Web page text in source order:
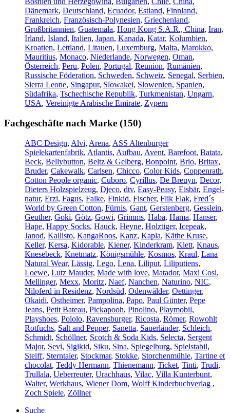
Dänemark, Deutschland, Ecuador, Estland, Finnland,
Frankreich, Französisch-Polynesien, Griechenland,
Großbritannien, Guatemala, Hong Kong S.A.R., China, Iran,
Irland, Island, Italien, Japan, Kanada, Katar, Kolumbien,
Kroatien, Lettland, Litauen, Luxemburg, Malta, Marokko,
Mauritius, Monaco, Niederlande, Norwegen, Oman,
Österreich, Peru, Polen, Portugal, Reunion, Rumänien,
Russische Föderation, Schweden, Schweiz, Senegal, Serbien,
Sierra Leone, Singapur, Slowakei, Slowenien, Spanien,
Südafrika, Tschechische Republik, Turkmenistan, Ungarn,
USA, Vereinigte Arabische Emirate, Zypern
Fachgeschäfte nach Marke (150)
ABC Design, Alvi, Arena, ASS Altenburger
Spielekartenfabrik, Atlantis, Aufbau, Avent, Barefoot, Batata,
Beck, Bellybutton, Beltz & Gelberg, Bonpoint, Brio, Britax,
Bruder, Cakewalk, Carlsen, Chicco, Color Kids, Coppenrath,
Cotton People organic, Cuboro, Cyrillus, De Breuyn, Decor,
Dieters Holzspielzeug, Djeco, dtv, Easy-Peasy, Eisbär, Engel-
natur, Erzi, Fagus, Falke, Finkid, Fischer, Flik Flak, Fred´s
World by Green Cotton, Fürnis, Gant, Gerstenberg, Gesslein,
Geuther, Goki, Götz, Gowi, Grimms, Haba, Hama, Hanser,
Hape, Happy Socks, Hauck, Heyne, Holztiger, Icepeak,
Janod, Kallisto, KangaRoos, Kanz, Kapla, Käthe Kruse,
Keller, Kersa, Kidorable, Kiener, Kinderkram, Klett, Knaus,
Knesebeck, Knetmatz, Königsmühle, Kosmos, Kraul, Lana
Natural Wear, Lässig, Lego, Lena, Liliput, Liliputiens,
Loewe, Lutz Mauder, Made with love, Matador, Maxi Cosi,
Mellinger, Mexx, Moritz, Naef, Nanchen, Naturino, NIC,
Nilpferd in Residenz, Nordsüd, Odenwälder, Oettinger,
Okaidi, Ostheimer, Pampolina, Papo, Paul Günter, Pepe
Jeans, Petit Bateau, Pickapooh, Pinolino, Playmobil,
Playshoes, Pololo, Ravensburger, Ricosta, Römer, Rowohlt
Rotfuchs, Salt and Pepper, Sanetta, Sauerländer, Schleich,
Schmidt, Schöllner, Scotch & Soda Kids, Selecta, Sergent
Major, Sevi, Sigikid, Siku, Sina, Spiegelburg, Spielstabil,
Steiff, Sterntaler, Stockmar, Stokke, Storchenmühle, Tartine et
chocolat, Teddy Hermann, Thienemann, Ticket, Tinti, Trudi,
Trullala, Ueberreuter, Urachhaus, Vilac, Villa Kunterbunt,
Walter, Werkhaus, Wiener Dom, Wolff Kinderbuchverlag ,
Zoch Spiele, Zöllner
Suche